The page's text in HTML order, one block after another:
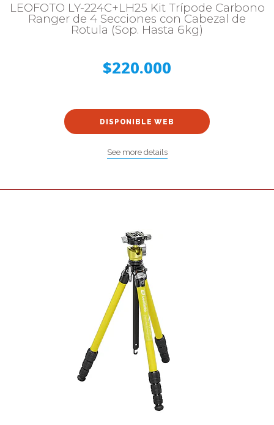
LEOFOTO LY-224C+LH25 Kit Trípode Carbono
Ranger de 4 Secciones con Cabezal de
Rotula (Sop. Hasta 6kg)
$220.000
DISPONIBLE WEB
See more details